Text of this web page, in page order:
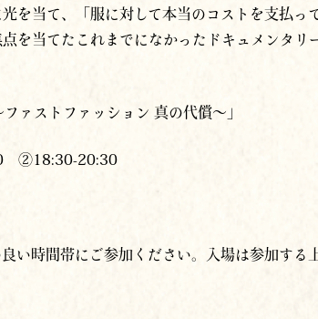
を当て、「服に対して本当のコストを支払っ
を当てたこれまでになかったドキュメンタリ
ァストファッション 真の代償～」
②18:30-20:30
い時間帯にご参加ください。入場は参加する